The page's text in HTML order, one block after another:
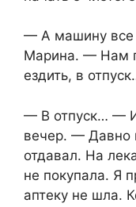
— А машину все
Марина. — Нам
ездить, в
— В отпуск… —
вечер. — Давно
отдавал. На
не покупала. Я
аптеку не шла.